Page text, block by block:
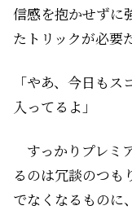
信感を抱かせずに
たトリックが必要
「やあ、今日も
入ってるよ」
すっかりプレミ
るのは冗談のつも
でなくなるものに